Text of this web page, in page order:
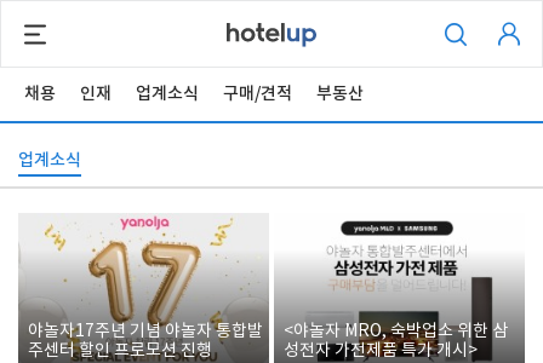
채용 인재 업계소식 구매/견적 부동산
업계소식
야놀자17주년 기념 야놀자 통합발
주센터 할인 프로모션 진행
<야놀자 MRO, 숙박업소 위한 삼
성전자 가전제품 특가 개시>